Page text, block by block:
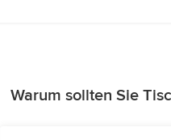
Warum sollten Sie